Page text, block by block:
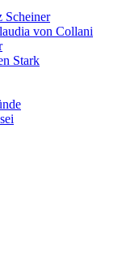
Scheiner
von Collani
Stark